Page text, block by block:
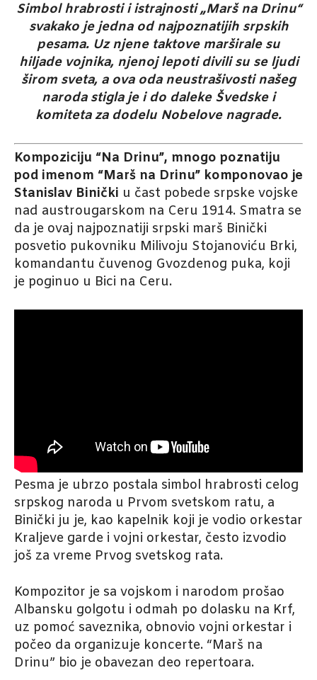
Simbol hrabrosti i istrajnosti „Marš na Drinu“
svakako je jedna od najpoznatijih srpskih
pesama. Uz njene taktove marširale su
hiljade vojnika, njenoj lepoti divili su se ljudi
širom sveta, a ova oda neustrašivosti našeg
naroda stigla je i do daleke Švedske i
komiteta za dodelu Nobelove nagrade.
Kompoziciju “Na Drinu”, mnogo poznatiju
pod imenom “Marš na Drinu” komponovao je
Stanislav Binički u čast pobede srpske vojske
nad austrougarskom na Ceru 1914. Smatra se
da je ovaj najpoznatiji srpski marš Binički
posvetio pukovniku Milivoju Stojanoviću Brki,
komandantu čuvenog Gvozdenog puka, koji
je poginuo u Bici na Ceru.
Pesma je ubrzo postala simbol hrabrosti celog
srpskog naroda u Prvom svetskom ratu, a
Binički ju je, kao kapelnik koji je vodio orkestar
Kraljeve garde i vojni orkestar, često izvodio
još za vreme Prvog svetskog rata.
Kompozitor je sa vojskom i narodom prošao
Albansku golgotu i odmah po dolasku na Krf,
uz pomoć saveznika, obnovio vojni orkestar i
počeo da organizuje koncerte. “Marš na
Drinu” bio je obavezan deo repertoara.